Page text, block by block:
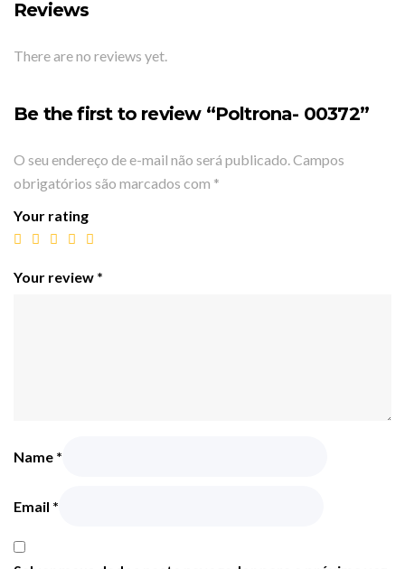
Reviews
There are no reviews yet.
Be the first to review “Poltrona- 00372”
O seu endereço de e-mail não será publicado.Campos
obrigatórios são marcados com *
Your rating
Your review *
Name *
Email *